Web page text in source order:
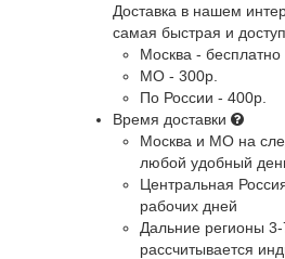
Доставка в нашем
самая быстрая и
Москва - бесплатно
МО - 300р.
По России - 400р.
Время доставки
Москва и МО на
любой удобный
Центральная
рабочих дней
Дальние регионы 3-
рассчитывается